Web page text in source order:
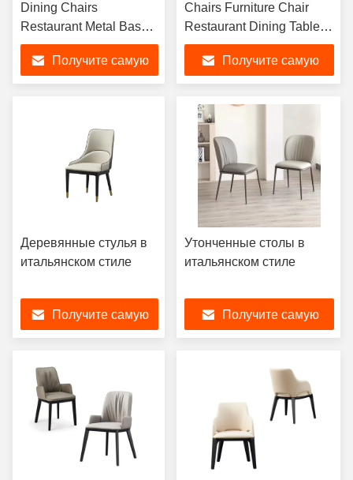
Dining Chairs
Restaurant Metal Base
And Fabric Seat Chair
Sets
Получите самую
Chairs Furniture Chair
Restaurant Dining Tables
and Chairs Set
Получите самую
Деревянные стулья в
итальянском стиле
Получите самую
Утонченные столы в
итальянском стиле
Получите самую